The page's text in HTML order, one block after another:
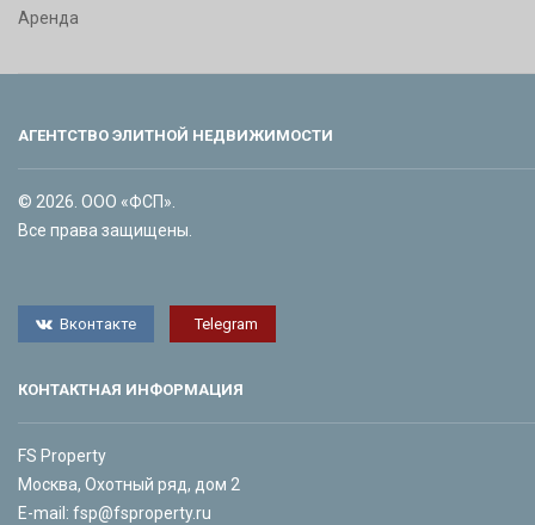
Аренда
АГЕНТСТВО ЭЛИТНОЙ НЕДВИЖИМОСТИ
© 2026. ООО «ФСП».
Все права защищены.
Вконтакте Telegram
КОНТАКТНАЯ ИНФОРМАЦИЯ
FS Property
Москва, Охотный ряд, дом 2
E-mail: fsp@fsproperty.ru